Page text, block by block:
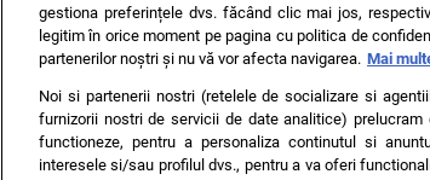
gestiona preferințele dvs. făcând clic mai jos,
legitim în orice moment pe pagina cu politica de
partenerilor noștri și nu vă vor afecta navigarea. Mai
Noi si partenerii nostri (retelele de socializare si
furnizorii nostri de servicii de date analitice)
functioneze, pentru a personaliza continutul si
interesele si/sau profilul dvs., pentru a va oferi